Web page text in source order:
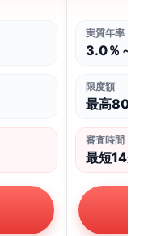
実質年率
3.0％～18.0
限度額
最高800万円
審査時間
最短14分